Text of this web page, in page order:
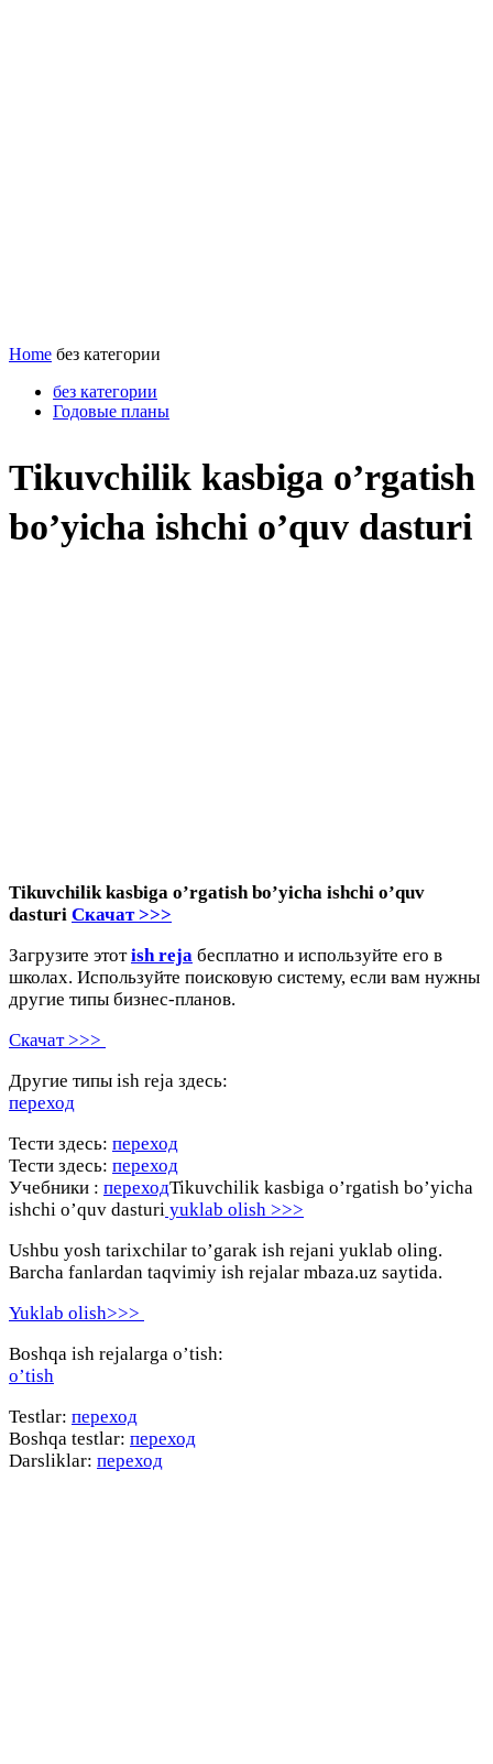
Home без категории
без категории
Годовые планы
Tikuvchilik kasbiga o’rgatish
bo’yicha ishchi o’quv dasturi
Tikuvchilik kasbiga o’rgatish bo’yicha ishchi o’quv
dasturi Скачат >>>
Загрузите этотish reja бесплатно и используйте его в
школах. Используйте поисковую систему, если вам нужны
другие типы бизнес-планов.
Скачат >>>
Другие типы ish reja здесь:
переход
Тести здесь: переход
Тести здесь: переход
Учебники : переходTikuvchilik kasbiga o’rgatish bo’yicha
ishchi o’quv dasturi yuklab olish >>>
Ushbu yosh tarixchilar to’garak ish rejani yuklab oling.
Barcha fanlardan taqvimiy ish rejalar mbaza.uz saytida.
Yuklab olish>>>
Boshqa ish rejalarga o’tish:
o’tish
Testlar: переход
Boshqa testlar: переход
Darsliklar: переход